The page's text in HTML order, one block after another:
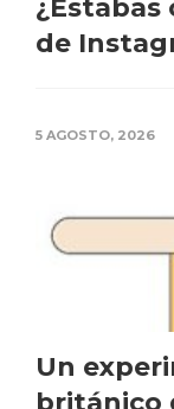
de
5 AGOSTO, 2026
Un
británico